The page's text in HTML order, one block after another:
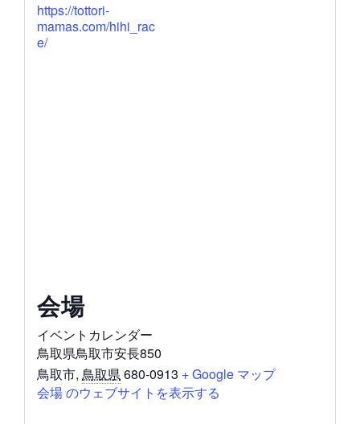
https://tottori-
mamas.com/hihi_rac
e/
会場
イベントカレンダー
鳥取県鳥取市安長850
鳥取市, 鳥取県680-0913 + Google マップ
会場 のウェブサイトを表示する